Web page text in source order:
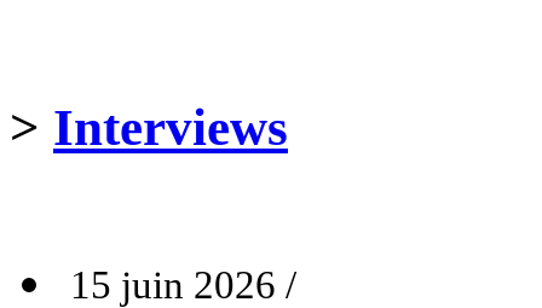
> Interviews
15 juin 2026 /